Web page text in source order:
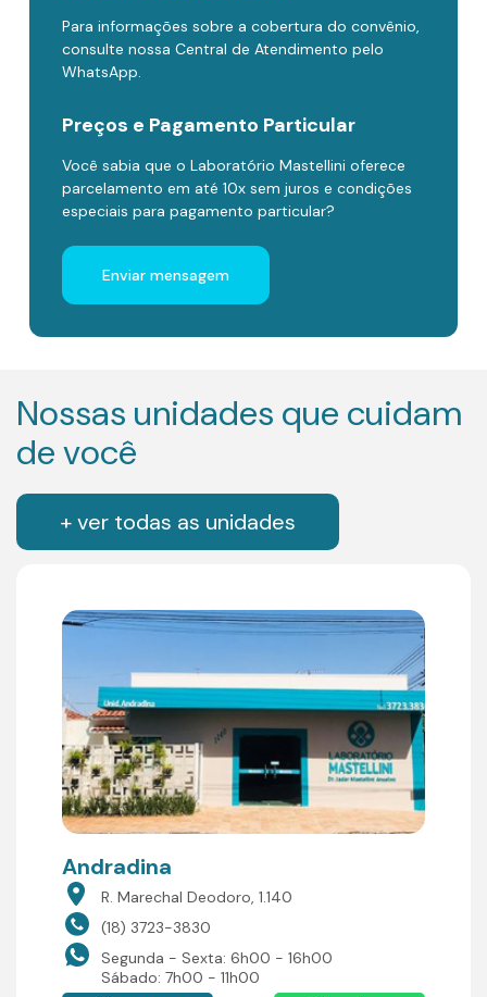
Para informações sobre a cobertura do convênio,
consulte nossa Central de Atendimento pelo
WhatsApp.
Preços e Pagamento Particular
Você sabia que o Laboratório Mastellini oferece
parcelamento em até 10x sem juros e condições
especiais para pagamento particular?
Enviar mensagem
Nossas unidades que cuidam
de você
+ ver todas as unidades
Andradina
R. Marechal Deodoro, 1.140
(18) 3723-3830
Segunda - Sexta: 6h00 - 16h00
Sábado: 7h00 - 11h00